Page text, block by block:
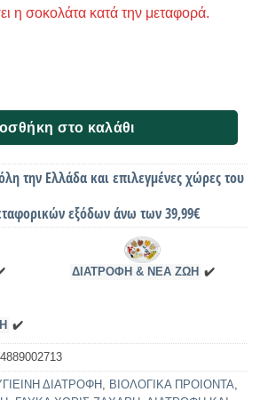
η σοκολάτα κατά την μεταφορά.
κακάο, Bio, Vivani, 80γρ ποσότητα
στο καλάθι
την Ελλάδα και επιλεγμένες χώρες του
εξόδων άνω των 39,99€
ΔΙΑΤΡΟΦΗ & ΝΕΑ ΖΩΗ ✔️
✔️
ΔΙΑΤΡΟΦΗ ΒΙΟΛΟΓΙΚΑ ΠΡΟΙΟΝΤΑ